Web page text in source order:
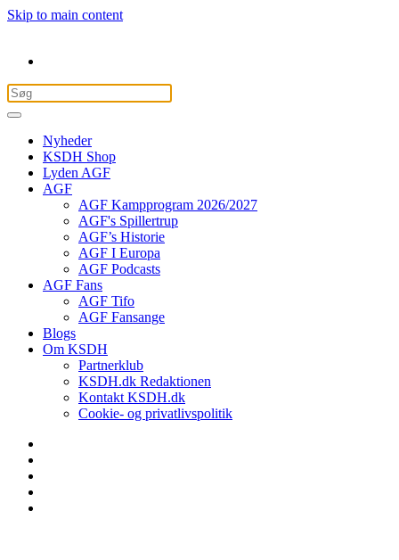
Skip to main content
Nyheder
KSDH Shop
Lyden AGF
AGF
AGF Kampprogram 2026/2027
AGF's Spillertrup
AGF’s Historie
AGF I Europa
AGF Podcasts
AGF Fans
AGF Tifo
AGF Fansange
Blogs
Om KSDH
Partnerklub
KSDH.dk Redaktionen
Kontakt KSDH.dk
Cookie- og privatlivspolitik